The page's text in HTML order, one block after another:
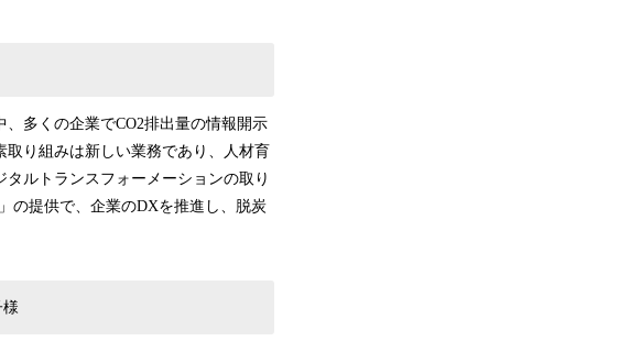
多くの企業でCO2排出量の情報開示
り組みは新しい業務であり、人材育
ルトランスフォーメーションの取り
の提供で、企業のDXを推進し、脱炭
様